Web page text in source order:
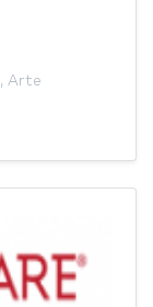
, Arte